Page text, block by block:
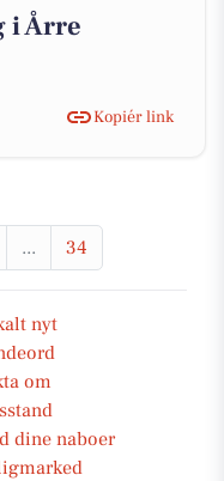
i Årre
Kopiér link
... 34
nyt
om
dine naboer